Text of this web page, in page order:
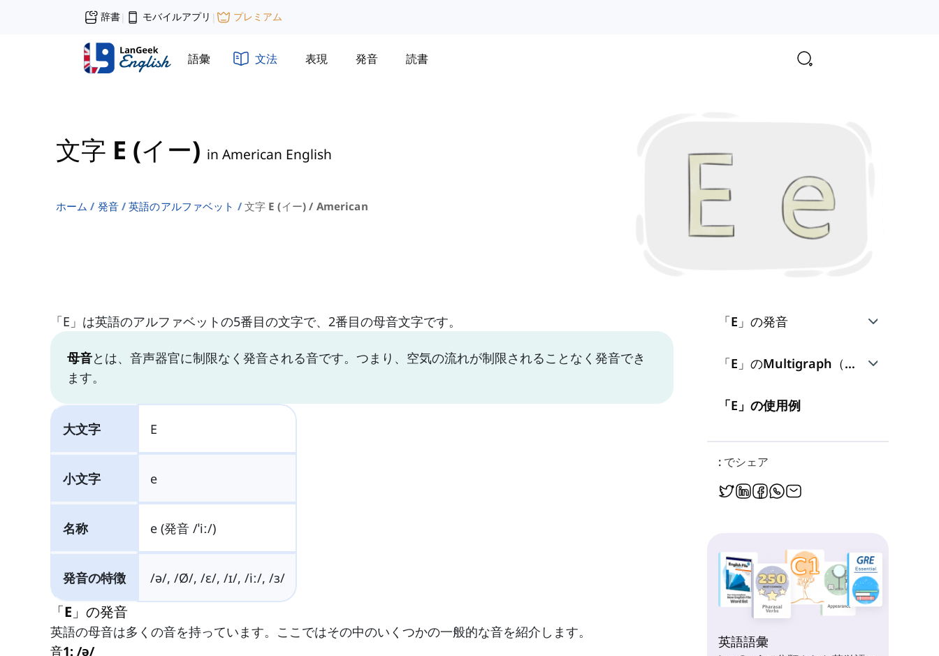
辞書| モバイルアプリ | プレミアム
語彙 文法 表現 発音 読書
文字 E (イー) in American English
ホーム 発音 英語のアルファベット 文字 E (イー) / American
「E」は英語のアルファベットの5番目の文字で、2番目の母音文字です。
母音とは、音声器官に制限なく発音される音です。つまり、空気の流れが制限されることなく発音でき
ます。
大文字 E
小文字 e
名称 e (発音 /ˈiː/)
発音の特徴 /ə/, /Ø/, /ɛ/, /ɪ/, /iː/, /ɜ/
「E」の発音
英語の母音は多くの音を持っています。ここではその中のいくつかの一般的な音を紹介します。
音1: /ə/
「E」の発音
音1: /ə/
音2: /Ø/
無音 -e
音3: /ɛ/
音6: /ɜ/
「E」のMultigraph（複合文字）
ee
ea
ei
eu
ew
ey
「E」の使用例
: でシェア
英語語彙